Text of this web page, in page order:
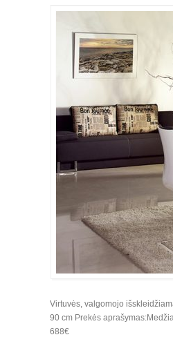
Virtuvės, valgomojo
90 cm Prekės
688€